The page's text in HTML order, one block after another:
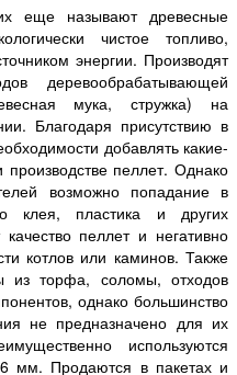
еще называют древесные
чистое топливо,
энергии. Производят
деревообрабатывающей
мука, стружка) на
Благодаря присутствию в
добавлять какие-
пеллет. Однако
возможно попадание в
клея, пластика и других
пеллет и негативно
котлов или каминов. Также
из торфа, соломы, отходов
однако большинство
не предназначено для их
используются
мм. Продаются в пакетах и